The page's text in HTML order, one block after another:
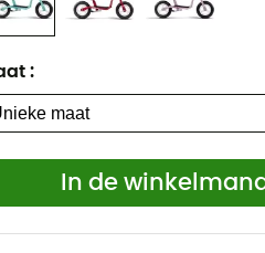
:
In de winkelmand